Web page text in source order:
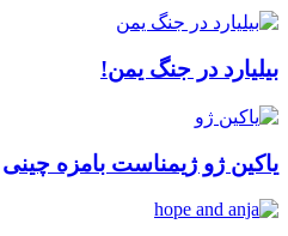
بیلیارد در جنگ یمن!
یاکین ژو ژیمناست بامزه چینی